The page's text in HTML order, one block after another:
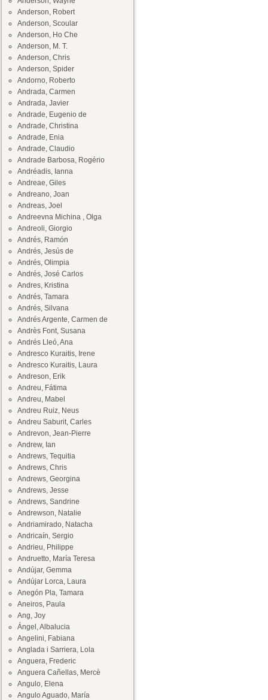
Anderson, Robert
Anderson, Scoular
Anderson, Ho Che
Anderson, M. T.
Anderson, Chris
Anderson, Spider
Andorno, Roberto
Andrada, Carmen
Andrada, Javier
Andrade, Eugenio de
Andrade, Christina
Andrade, Enia
Andrade, Claudio
Andrade Barbosa, Rogério
Andréadis, Ianna
Andreae, Giles
Andreano, Joan
Andreas, Joel
Andreevna Michina , Olga
Andreoli, Giorgio
Andrés, Ramón
Andrés, Jesús de
Andrés, Olimpia
Andrés, José Carlos
Andres, Kristina
Andrés, Tamara
Andrés, Silvana
Andrés Argente, Carmen de
Andrès Font, Susana
Andrés Lleó, Ana
Andresco Kuraitis, Irene
Andresco Kuraitis, Laura
Andreson, Erik
Andreu, Fátima
Andreu, Mabel
Andreu Ruiz, Neus
Andreu Saburit, Carles
Andrevon, Jean-Pierre
Andrew, Ian
Andrews, Tequitia
Andrews, Chris
Andrews, Georgina
Andrews, Jesse
Andrews, Sandrine
Andrewson, Natalie
Andriamirado, Natacha
Andricaín, Sergio
Andrieu, Philippe
Andruetto, María Teresa
Andújar, Gemma
Andújar Lorca, Laura
Anegón Pla, Tamara
Aneiros, Paula
Ang, Joy
Ángel, Albalucia
Angelini, Fabiana
Anglada i Sarriera, Lola
Anguera, Frederic
Anguera Cañellas, Mercè
Angulo, Elena
Angulo Aguado, María